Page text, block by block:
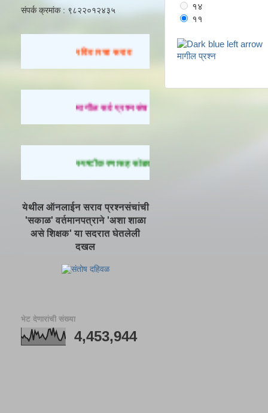
१४
११
मागील प्रश्न
संपर्क क्रमांक : ९८२२०१२४३५
रविवारचा सराव
मागील सर्व प्रश्नसंच सोडवण्यासाठी येथे क्लिक करा.
स्पष्टीकरणासह सोडवलेले प्रश्न पाहण्यासाठी येथे क्लिक
येथील ऑनलाईन सराव प्रश्नसंचांची
'सकाळ' वर्तमानपत्राने 'अशा शाळा
असे शिक्षक' या सदरात घेतलेली
दखल
भेट देणारांची संख्या
4,453,944